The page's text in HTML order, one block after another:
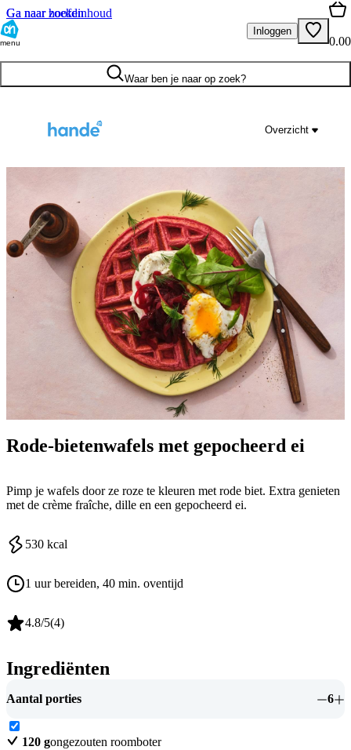
Ga naar hoofdinhoud
Ga naar zoeken
menu
Inloggen
0.00
Waar ben je naar op zoek?
Overzicht
Rode-bietenwafels met gepocheerd ei ​
Pimp je wafels door ze roze te kleuren met rode biet. Extra genieten
met de crème fraîche, dille en een gepocheerd ei.
530 kcal
1 uur bereiden, 40 min. oventijd
4.8/5(4)
Ingrediënten
Aantal porties 6
120 gongezouten roomboter